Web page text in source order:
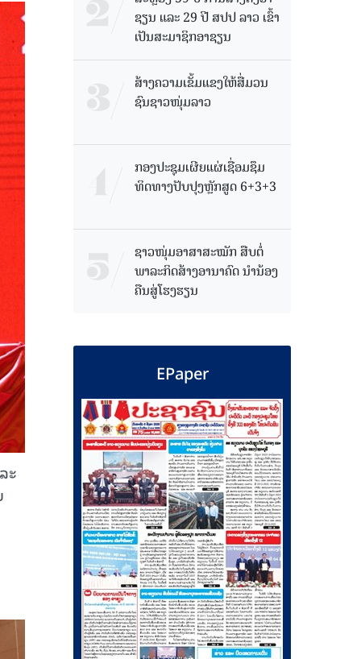
ະ
ຊຽນ ແລະ 29 ປີ ສປປ ລາວ ເຂົ້າ
ເປັນສະມາຊິກອາຊຽນ
ສ້າງຄວາມເຂັ້ມແຂງໃຫ້ສື່ມວນ
ຊົນຊາວໜຸ່ມລາວ
ກອງປະຊຸມເຜີຍແຜ່ເຊື່ອມຊຶມ
ທິດທາງປັບປຸງຫຼັກສູດ 6+3+3
ຊາວໜຸ່ມອາສາສະໝັກ ສືບຕໍ່
ພາລະກິດສ້າງອານາຄົດ ນໍານ້ອງ
ຄືນສູ່ໂຮງຮຽນ
EPaper